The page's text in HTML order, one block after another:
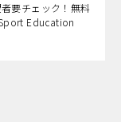
要チェック！無料
Education